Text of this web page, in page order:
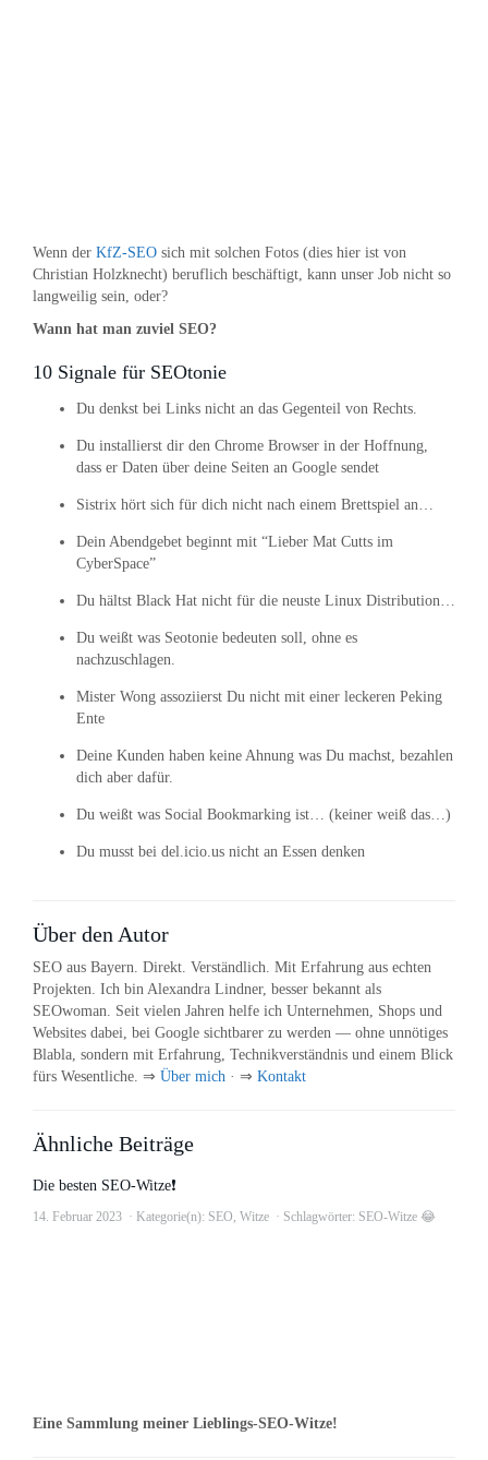
Wenn der KfZ-SEO sich mit solchen Fotos (dies hier ist von
Christian Holzknecht) beruflich beschäftigt, kann unser Job nicht so
langweilig sein, oder?
Wann hat man zuviel SEO?
10 Signale für SEOtonie
Du denkst bei Links nicht an das Gegenteil von Rechts.
Du installierst dir den Chrome Browser in der Hoffnung,
dass er Daten über deine Seiten an Google sendet
Sistrix hört sich für dich nicht nach einem Brettspiel an…
Dein Abendgebet beginnt mit “Lieber Mat Cutts im
CyberSpace”
Du hältst Black Hat nicht für die neuste Linux Distribution…
Du weißt was Seotonie bedeuten soll, ohne es
nachzuschlagen.
Mister Wong assoziierst Du nicht mit einer leckeren Peking
Ente
Deine Kunden haben keine Ahnung was Du machst, bezahlen
dich aber dafür.
Du weißt was Social Bookmarking ist… (keiner weiß das…)
Du musst bei del.icio.us nicht an Essen denken
Über den Autor
SEO aus Bayern. Direkt. Verständlich. Mit Erfahrung aus echten
Projekten. Ich bin Alexandra Lindner, besser bekannt als
SEOwoman. Seit vielen Jahren helfe ich Unternehmen, Shops und
Websites dabei, bei Google sichtbarer zu werden — ohne unnötiges
Blabla, sondern mit Erfahrung, Technikverständnis und einem Blick
fürs Wesentliche. ⇒ Über mich · ⇒ Kontakt
Ähnliche Beiträge
Die besten SEO-Witze❗
14. Februar 2023 Kategorie(n): SEO, Witze Schlagwörter: SEO-Witze 😂
Eine Sammlung meiner Lieblings-SEO-Witze!